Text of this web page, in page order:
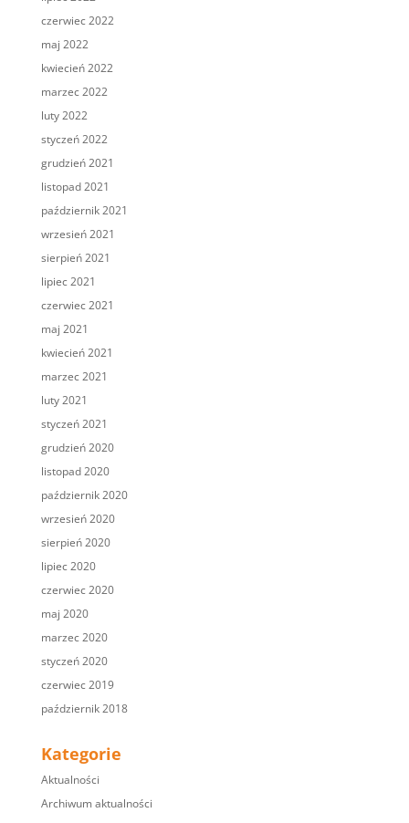
czerwiec 2022
maj 2022
kwiecień 2022
marzec 2022
luty 2022
styczeń 2022
grudzień 2021
listopad 2021
październik 2021
wrzesień 2021
sierpień 2021
lipiec 2021
czerwiec 2021
maj 2021
kwiecień 2021
marzec 2021
luty 2021
styczeń 2021
grudzień 2020
listopad 2020
październik 2020
wrzesień 2020
sierpień 2020
lipiec 2020
czerwiec 2020
maj 2020
marzec 2020
styczeń 2020
czerwiec 2019
październik 2018
Kategorie
Aktualności
Archiwum aktualności